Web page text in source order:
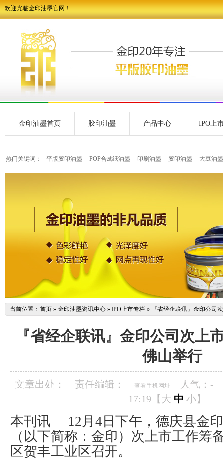
欢迎光临金印油墨官网！
金印油墨首页 胶印油墨 产品中心 IPO上
热门关键词： 平版胶印油墨 POP合成纸油墨 印刷油墨 胶印油墨 大豆油墨
当前位置： 首页 » 金印油墨资讯中心 » IPO上市专栏 » 『省经企联讯』金印公司
『省经企联讯』金印公司次上
佛山举行
文章出处： 责任编辑： 查看手机网址 人气： -
17:19【 大 中 小】
本刊讯
12月4日下午，德庆县金
（以下简称：金印）次上市工作筹
区贺丰工业区召开。